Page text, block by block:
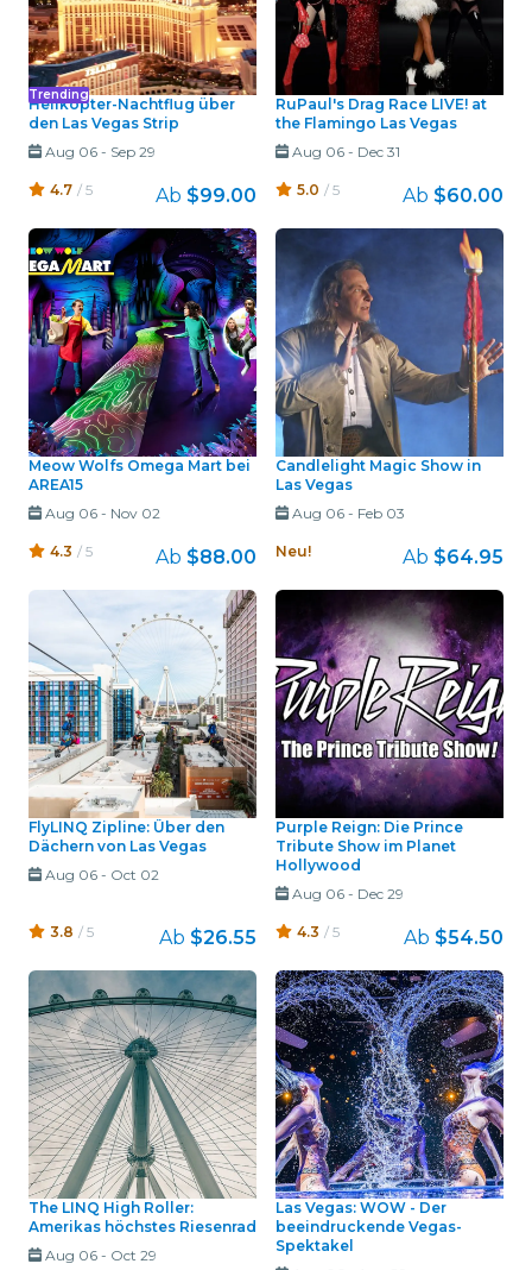
Trending
Helikopter-Nachtflug über
den Las Vegas Strip
Aug 06- Sep 29
4.7 / 5 Ab $99.00
RuPaul's Drag Race LIVE! at
the Flamingo Las Vegas
Aug 06- Dec 31
5.0 / 5 Ab $60.00
Meow Wolfs Omega Mart bei
AREA15
Aug 06- Nov 02
4.3 / 5 Ab $88.00
Candlelight Magic Show in
Las Vegas
Aug 06- Feb 03
Neu! Ab $64.95
FlyLINQ Zipline: Über den
Dächern von Las Vegas
Aug 06- Oct 02
3.8 / 5 Ab $26.55
Purple Reign: Die Prince
Tribute Show im Planet
Hollywood
Aug 06- Dec 29
4.3 / 5 Ab $54.50
The LINQ High Roller:
Amerikas höchstes Riesenrad
Aug 06- Oct 29
Las Vegas: WOW - Der
beeindruckende Vegas-
Spektakel